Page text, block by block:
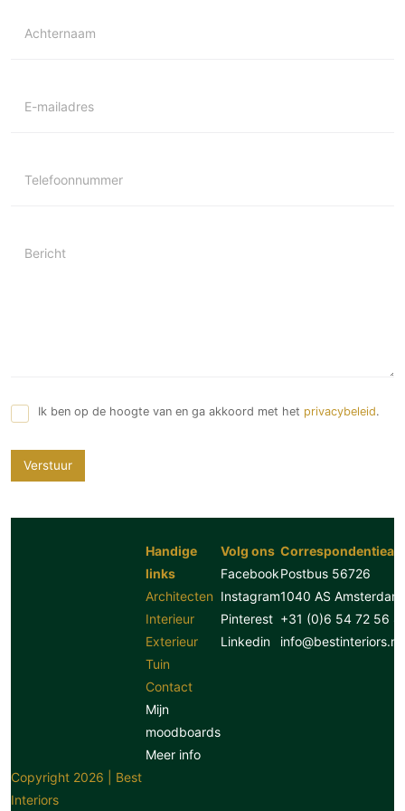
Achternaam
E-mailadres
Telefoonnummer
Bericht
Ik ben op de hoogte van en ga akkoord met het privacybeleid.
Verstuur
Handige
links
Architecten
Interieur
Exterieur
Tuin
Contact
Mijn
moodboards
Meer info
Volg ons
Facebook
Instagram
Pinterest
Linkedin
Postbus 56726
1040 AS Amsterdam
+31 (0)6 54 72 56
info@bestinteriors.nl
Copyright 2026 | Best
Interiors